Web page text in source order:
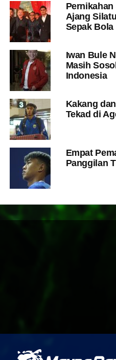
Ajang
Sepak
Iwan Bule
Masih
Indonesia
Kakang
Tekad di
Empat
Panggilan